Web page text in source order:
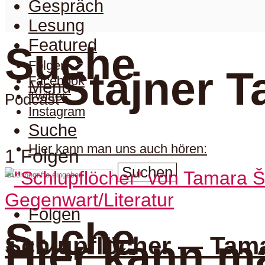
Folgen
Facebook
Twitter
Instagram
Hier kann man uns auch hören:
Suche
Suchen
Folgen
Gespräch
Lesung
Featured
Menu
Suche
Suche
PodcastŠtajner
1 Folgen
Gegenwart/Literatur
Schlupflöcher —